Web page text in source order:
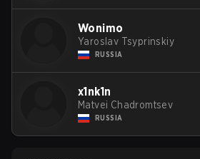
Wonimo
Yaroslav Tsyprinskiy
RUSSIA
x1nk1n
Matvei Chadromtsev
RUSSIA